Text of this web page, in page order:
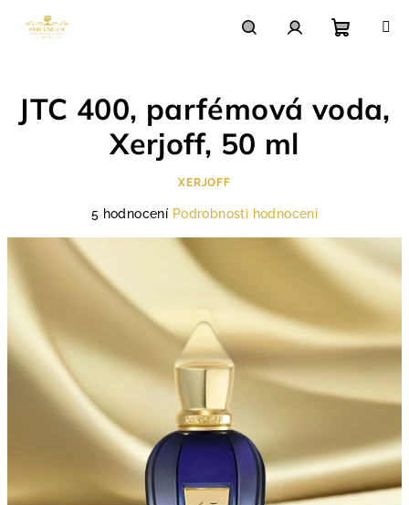
košík
JTC 400, parfémová voda,
Xerjoff, 50 ml
XERJOFF
Průměrné
je
4,8
5 hodnocení Podrobnosti hodnocení